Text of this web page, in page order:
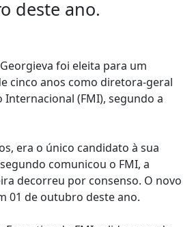
deste ano.
foi eleita para um
cinco anos como diretora-geral
(FMI), segundo a
era o único candidato à sua
comunicou o FMI, a
decorreu por consenso. O novo
01 de outubro deste ano.